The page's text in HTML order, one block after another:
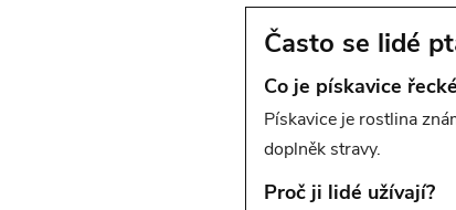
Často se lidé
Co je pískavice
Pískavice je rostlina
doplněk stravy.
Proč ji lidé užívají?